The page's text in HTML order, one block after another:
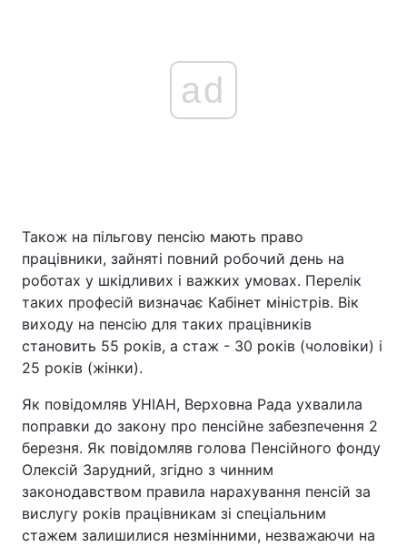
ad
Також на пільгову пенсію мають право
працівники, зайняті повний робочий день на
роботах у шкідливих і важких умовах. Перелік
таких професій визначає Кабінет міністрів. Вік
виходу на пенсію для таких працівників
становить 55 років, а стаж - 30 років (чоловіки) і
25 років (жінки).
Як повідомляв УНІАН, Верховна Рада ухвалила
поправки до закону про пенсійне забезпечення 2
березня. Як повідомляв голова Пенсійного фонду
Олексій Зарудний, згідно з чинним
законодавством правила нарахування пенсій за
вислугу років працівникам зі спеціальним
стажем залишилися незмінними, незважаючи на